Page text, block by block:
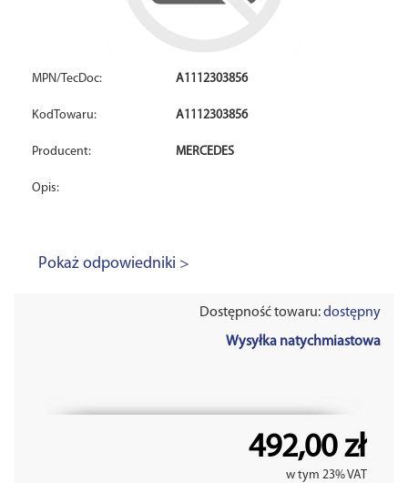
MPN/TecDoc: A1112303856
KodTowaru: A1112303856
Producent: MERCEDES
Opis:
Pokaż odpowiedniki >
Dostępność towaru:dostępny
Wysyłka natychmiastowa
492,00 zł
w tym 23% VAT